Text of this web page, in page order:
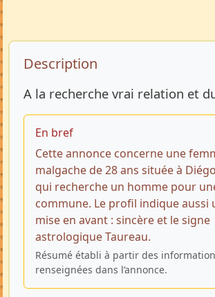
Description de l’annonce
Description
A la recherche vrai relation et
En bref
Cette annonce concerne une
malgache de 28 ans située à
qui recherche un homme pour
commune. Le profil indique aussi
mise en avant : sincère et le signe
astrologique Taureau.
Résumé établi à partir des
renseignées dans l’annonce.